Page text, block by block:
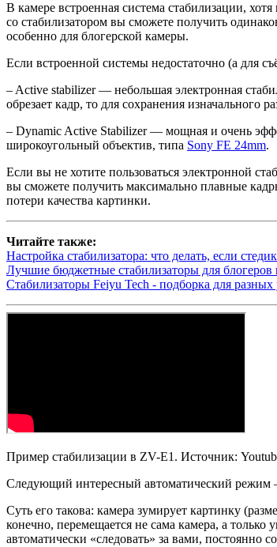
В камере встроенная система стабилизации,
со стабилизатором вы сможете получить
особенно для блогерской камеры.
Если встроенной системы недостаточно (а для
– Active stabilizer — небольшая электронная
обрезает кадр, то для сохранения изначального
– Dynamic Active Stabilizer — мощная и очень
широкоугольный объектив, типа Sony FE 24mm.
Если вы не хотите пользоваться электронной
вы сможете получить максимально плавные
потери качества картинки.
Читайте также:
Настройка стабилизатора: что делать, если
Лучшие бюджетные стабилизаторы для блогеров
Стабилизаторы Feiyu Tech - подборка для разных
Пример стабилизации в ZV-E1. Источник:
Следующий интересный автоматический режим
Суть его такова: камера зумирует картинку
конечно, перемещается не сама камера, а
автоматически «следовать» за вами, постоянно